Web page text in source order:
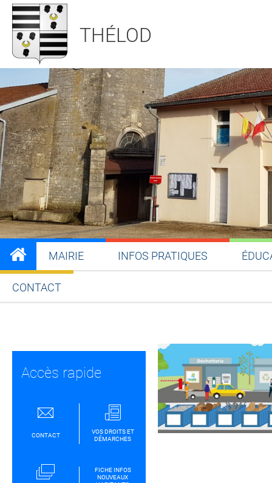
THÉLOD
MAIRIE INFOS PRATIQUES
CONTACT
Accès rapide
CONTACT
VOS DROITS ET
DÉMARCHES
FICHE INFOS
NOUVEAUX